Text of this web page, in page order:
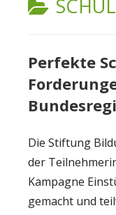
Perfekte
Die Stiftung
der
Kampagne
gemacht und